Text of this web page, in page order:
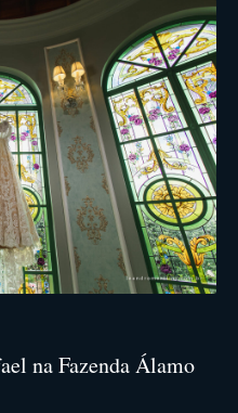
na Fazenda Álamo